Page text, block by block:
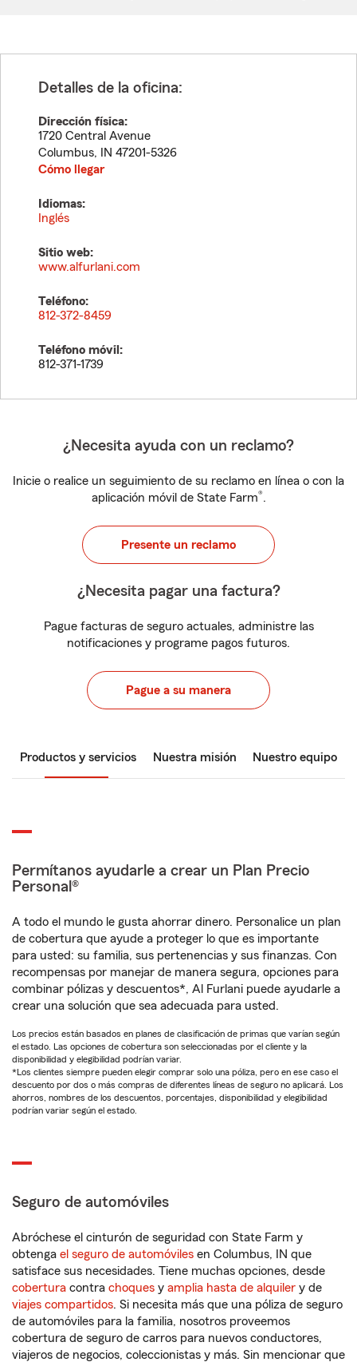
Detalles de la oficina:
Dirección física:
1720 Central Avenue
Columbus, IN 47201-5326
Cómo llegar
Idiomas:
Inglés
Sitio web:
www.alfurlani.com
Teléfono:
812-372-8459
Teléfono móvil:
812-371-1739
¿Necesita ayuda con un reclamo?
Inicie o realice un seguimiento de su reclamo en línea o con la
aplicación móvil de State Farm®.
Presente un reclamo
¿Necesita pagar una factura?
Pague facturas de seguro actuales, administre las
notificaciones y programe pagos futuros.
Pague a su manera
Productos y servicios Nuestra misión Nuestro equipo
Permítanos ayudarle a crear un Plan Precio
Personal®
A todo el mundo le gusta ahorrar dinero. Personalice un plan
de cobertura que ayude a proteger lo que es importante
para usted: su familia, sus pertenencias y sus finanzas. Con
recompensas por manejar de manera segura, opciones para
combinar pólizas y descuentos*, Al Furlani puede ayudarle a
crear una solución que sea adecuada para usted.
Los precios están basados en planes de clasificación de primas que varían según
el estado. Las opciones de cobertura son seleccionadas por el cliente y la
disponibilidad y elegibilidad podrían variar.
*Los clientes siempre pueden elegir comprar solo una póliza, pero en ese caso el
descuento por dos o más compras de diferentes líneas de seguro no aplicará. Los
ahorros, nombres de los descuentos, porcentajes, disponibilidad y elegibilidad
podrían variar según el estado.
Seguro de automóviles
Abróchese el cinturón de seguridad con State Farm y
obtenga el seguro de automóviles en Columbus, IN que
satisface sus necesidades. Tiene muchas opciones, desde
cobertura contra choques y amplia hasta de alquiler y de
viajes compartidos. Si necesita más que una póliza de seguro
de automóviles para la familia, nosotros proveemos
cobertura de seguro de carros para nuevos conductores,
viajeros de negocios, coleccionistas y más. Sin mencionar que